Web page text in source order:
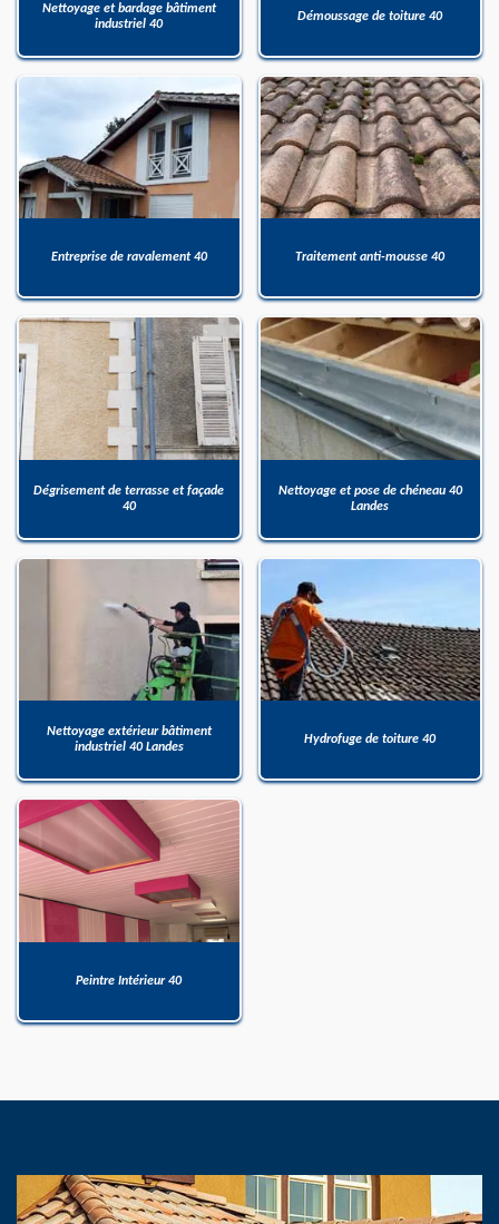
Nettoyage et bardage bâtiment
industriel 40
Démoussage de toiture 40
Entreprise de ravalement 40 Traitement anti-mousse 40
Dégrisement de terrasse et façade
40
Nettoyage et pose de chéneau 40
Landes
Nettoyage extérieur bâtiment
industriel 40 Landes
Hydrofuge de toiture 40
Peintre Intérieur 40